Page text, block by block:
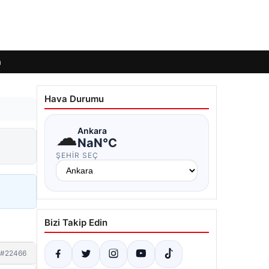
#22466
Hava Durumu
☁Ankara
NaN°C
ŞEHIR SEÇ
Bizi Takip Edin